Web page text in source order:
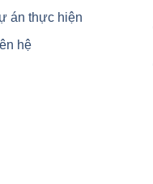
án thực hiện
hệ